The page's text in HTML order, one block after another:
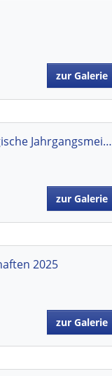
zur Galerie
Baden-Württembergische Jahrgangsmeisterschaften
zur Galerie
2025
zur Galerie